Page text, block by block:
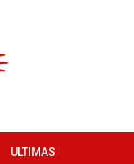
ULTIMAS